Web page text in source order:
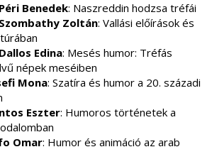
Péri Benedek: Naszreddin hodzsa tréfái
Szombathy Zoltán: Vallási előírások és
Dallos Edina: Mesés humor: Tréfás
népek meséiben
Mona: Szatíra és humor a 20. századi
Eszter: Humoros történetek a
Omar: Humor és animáció az arab